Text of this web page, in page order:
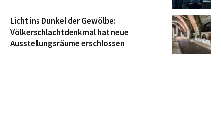
Licht ins Dunkel der Gewölbe:
Völkerschlachtdenkmal hat neue
Ausstellungsräume erschlossen